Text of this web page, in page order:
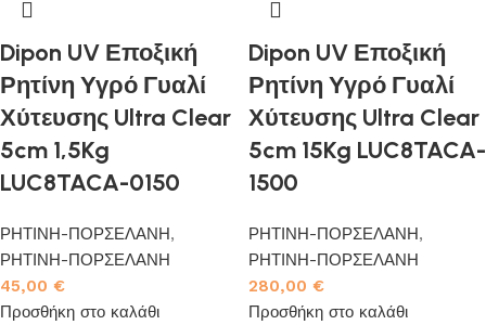
Dipon UV Εποξική
Ρητίνη Υγρό Γυαλί
Χύτευσης Ultra Clear
5cm 1,5Kg
LUC8TACA-0150
ΡΗΤΙΝΗ-ΠΟΡΣΕΛΑΝΗ,
ΡΗΤΙΝΗ-ΠΟΡΣΕΛΑΝΗ
45,00 €
Προσθήκη στο καλάθι
Dipon UV Εποξική
Ρητίνη Υγρό Γυαλί
Χύτευσης Ultra Clear
5cm 15Kg LUC8TACA-
1500
ΡΗΤΙΝΗ-ΠΟΡΣΕΛΑΝΗ,
ΡΗΤΙΝΗ-ΠΟΡΣΕΛΑΝΗ
280,00 €
Προσθήκη στο καλάθι